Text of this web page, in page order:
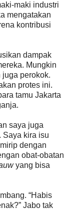
maki industri
mengatakan
kontribusi
dampak
Mungkin
juga perokok.
protes ini.
tamu Jakarta
saya juga
Saya kira isu
dengan
obat-obatan
yang bisa
“Habis
Jabo tak